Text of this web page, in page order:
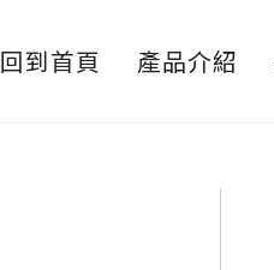
回到首頁 產品介紹